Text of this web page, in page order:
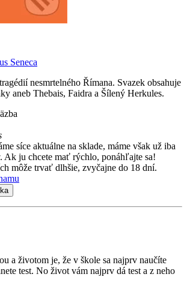
Seneca
nesmrtelného Římana. Svazek obsahuje
aneb Thebais, Faidra a Šílený Herkules.
síce aktuálne na sklade, máme však už iba
Ak ju chcete mať rýchlo, ponáhľajte sa!
môže trvať dlhšie, zvyčajne do 18 dní.
a životom je, že v škole sa najprv naučíte
test. No život vám najprv dá test a z neho